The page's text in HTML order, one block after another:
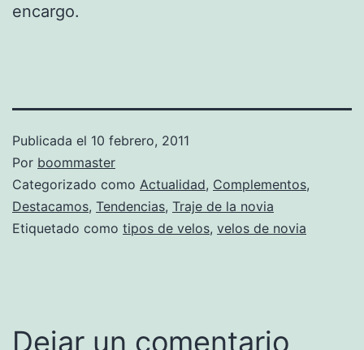
encargo.
Publicada el 10 febrero, 2011
Por boommaster
Categorizado como Actualidad, Complementos,
Destacamos, Tendencias, Traje de la novia
Etiquetado como tipos de velos, velos de novia
Dejar un comentario